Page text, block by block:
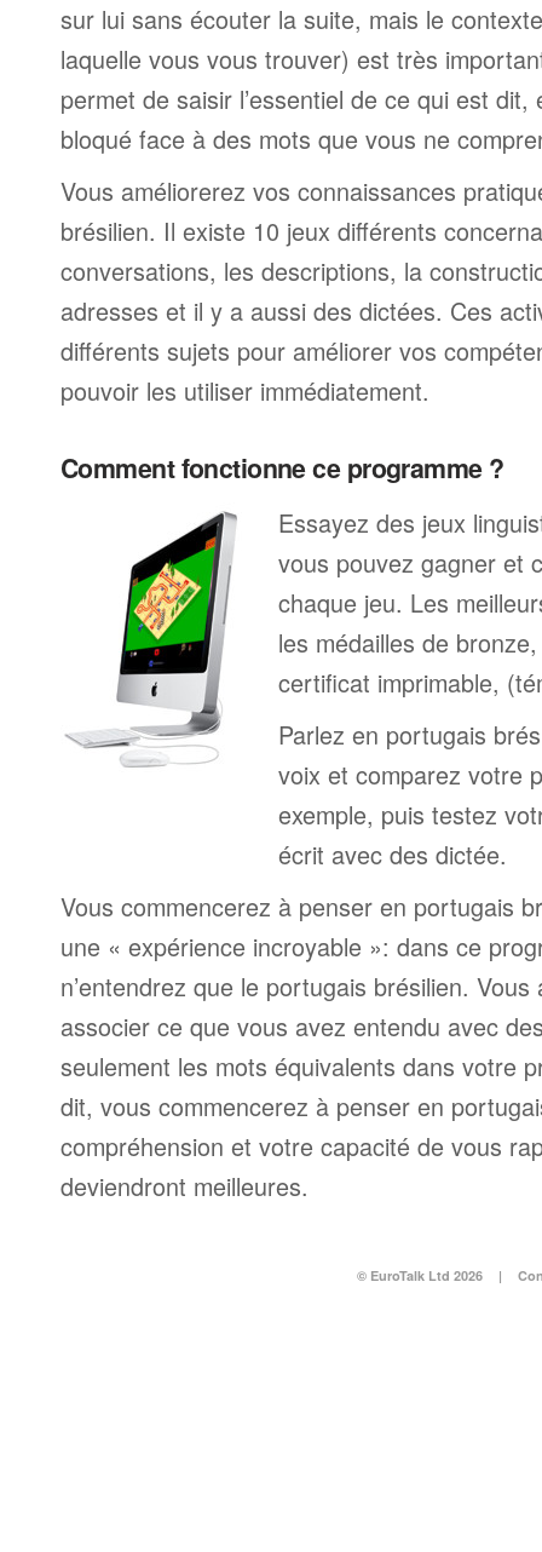
sur lui sans écouter la suite, mais le
laquelle vous vous trouver) est très
permet de saisir l’essentiel de ce qui est
bloqué face à des mots que vous ne
Vous améliorerez vos connaissances
brésilien. Il existe 10 jeux différents
conversations, les descriptions, la
adresses et il y a aussi des dictées. Ces
différents sujets pour améliorer vos
pouvoir les utiliser immédiatement.
Comment fonctionne ce programme ?
Essayez des jeux
vous pouvez gagner et
chaque jeu. Les
les médailles de
certificat imprimable,
Parlez en portugais
voix et comparez votre
exemple, puis testez
écrit avec des dictée.
Vous commencerez à penser en portugais
une « expérience incroyable »: dans ce
n’entendrez que le portugais brésilien.
associer ce que vous avez entendu avec
seulement les mots équivalents dans votre
dit, vous commencerez à penser en
compréhension et votre capacité de vous
deviendront meilleures.
© EuroTalk Ltd 2026 |